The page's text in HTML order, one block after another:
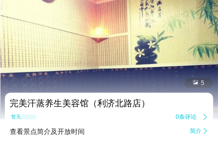
 5
完美汗蒸养生美容馆（利济北路店）
暂无点评 0条评论 
查看景点简介及开放时间 简介 